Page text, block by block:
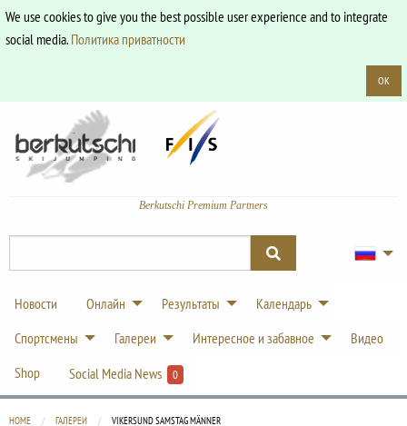
We use cookies to give you the best possible user experience and to integrate
social media.Политика приватности
OK
Berkutschi Premium Partners
Новости Онлайн Результаты
Календарь
Спортсмены
Галереи Интересное и забавное
Видео
Shop
Social Media News 0
HOME ГАЛЕРЕИ CURRENT:
VIKERSUND SAMSTAG MÄNNER